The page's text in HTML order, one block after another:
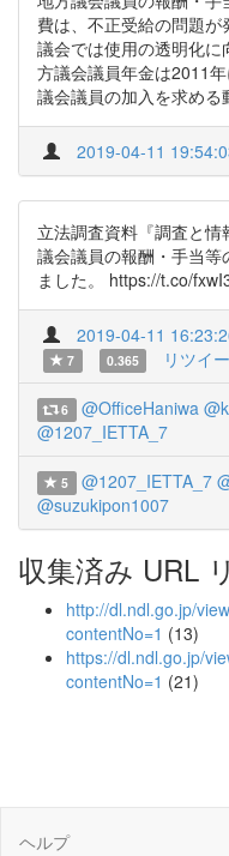
費は、不正受給の問題
議会では使用の透明化
方議会議員年金は2011
議会議員の加入を求め
2019-04-11
立法調査資料『調査と
議会議員の報酬・手当
ました。 https://t.co/
2019-04-11
7
0.365 リツイ
6 @OfficeHaniwa
@1207_IETTA_7
5 @1207_IETTA_7
@suzukipon1007
収集済み URL
http://dl.ndl.go.jp/
contentNo=1 (13)
https://dl.ndl.go.jp/
contentNo=1 (21)
ヘルプ